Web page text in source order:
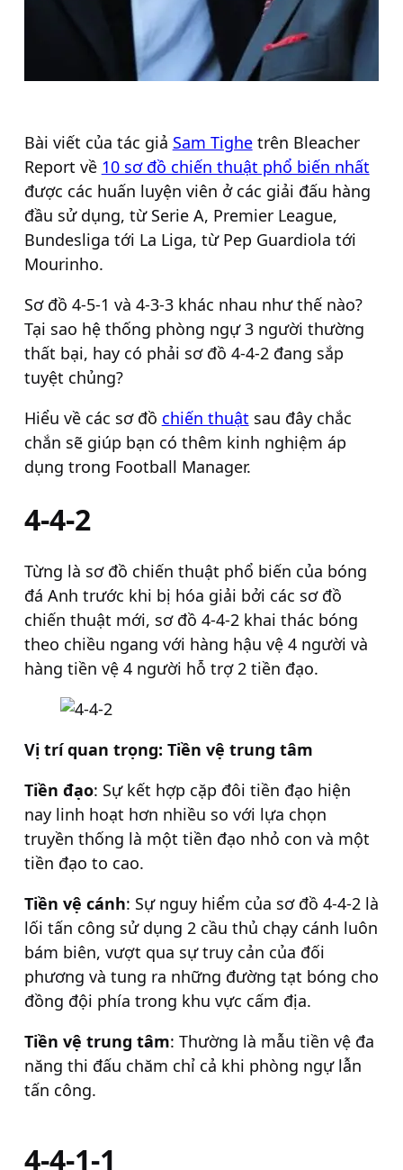
Bài viết của tác giả Sam Tighetrên Bleacher
Report về 10 sơ đồ chiến thuật phổ biến nhất
được các huấn luyện viên ở các giải đấu hàng
đầu sử dụng, từ Serie A, Premier League,
Bundesliga tới La Liga, từ Pep Guardiola tới
Mourinho.
Sơ đồ 4-5-1 và 4-3-3 khác nhau như thế nào?
Tại sao hệ thống phòng ngự 3 người thường
thất bại, hay có phải sơ đồ 4-4-2 đang sắp
tuyệt chủng?
Hiểu về các sơ đồ chiến thuật sau đây chắc
chắn sẽ giúp bạn có thêm kinh nghiệm áp
dụng trong Football Manager.
4-4-2
Từng là sơ đồ chiến thuật phổ biến của bóng
đá Anh trước khi bị hóa giải bởi các sơ đồ
chiến thuật mới, sơ đồ 4-4-2 khai thác bóng
theo chiều ngang với hàng hậu vệ 4 người và
hàng tiền vệ 4 người hỗ trợ 2 tiền đạo.
Vị trí quan trọng: Tiền vệ trung tâm
Tiền đạo: Sự kết hợp cặp đôi tiền đạo hiện
nay linh hoạt hơn nhiều so với lựa chọn
truyền thống là một tiền đạo nhỏ con và một
tiền đạo to cao.
Tiền vệ cánh: Sự nguy hiểm của sơ đồ 4-4-2 là
lối tấn công sử dụng 2 cầu thủ chạy cánh luôn
bám biên, vượt qua sự truy cản của đối
phương và tung ra những đường tạt bóng cho
đồng đội phía trong khu vực cấm địa.
Tiền vệ trung tâm: Thường là mẫu tiền vệ đa
năng thi đấu chăm chỉ cả khi phòng ngự lẫn
tấn công.
4-4-1-1